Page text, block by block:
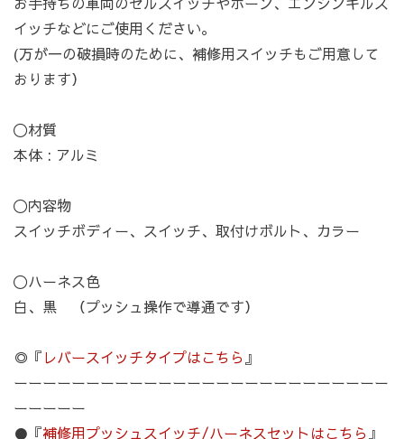
お買い物を続ける
イッチなどにご使用ください。
(万が一の破損時のために、補修用スイッチもご用意して
おります）
〇材質
本体 : アルミ
〇内容物
スイッチボディー、スイッチ、取付けボルト、カラー
〇ハーネス色
白、黒 （プッシュ操作で導通です）
◎『レバースイッチタイプはこちら 』
ーーーーーーーーーーーーーーーーーーーーーーーーーー
ーーーーー
●『補修用プッシュスイッチ/ハーネスセットはこちら 』